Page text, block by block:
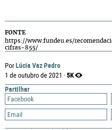
PorLúcia Vaz Pedro
1 de outubro de 2021 ·5K
Partilhar
Facebook
Email
FONTE
https://www.fundeu.es/
cifras-855/